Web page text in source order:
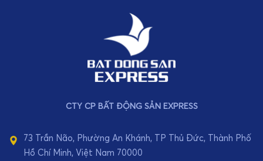
CTY CP BẤT ĐỘNG SẢN EXPRESS
73 Trần Não, Phường An Khánh, TP Thủ Đức, Thành Phố
Hồ Chí Minh, Việt Nam 70000